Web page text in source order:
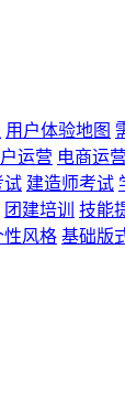
用户体验地图
运营 电商运营
试 建造师考试
团建培训 技能
性风格 基础版